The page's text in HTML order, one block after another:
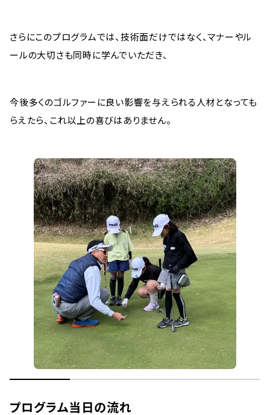
さらにこのプログラムでは、技術面だけではなく、マナーやル
ールの大切さも同時に学んでいただき、
今後多くのゴルファーに良い影響を与えられる人材となっても
らえたら、これ以上の喜びはありません。
プログラム当日の流れ